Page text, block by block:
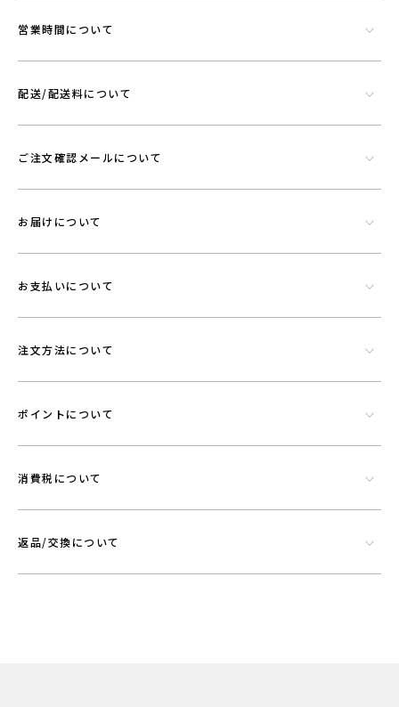
シリカやトルマリンなど数種類の天然鉱石でできたミネラル混合体で
営業時間について
配送/配送料について
ご注文確認メールについて
お届けについて
お支払いについて
注文方法について
ポイントについて
消費税について
返品/交換について